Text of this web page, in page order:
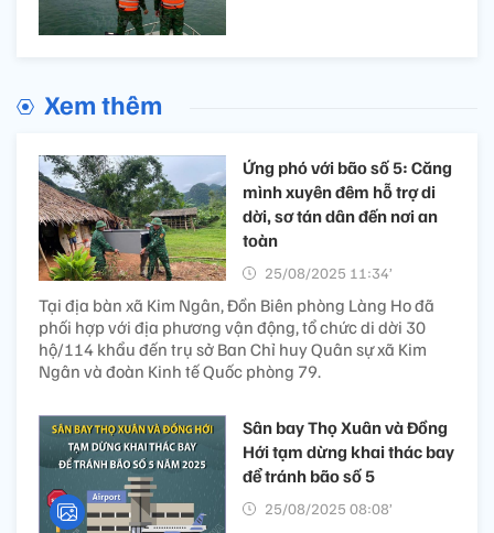
Xem thêm
Ứng phó với bão số 5: Căng
mình xuyên đêm hỗ trợ di
dời, sơ tán dân đến nơi an
toàn
25/08/2025 11:34’
Tại địa bàn xã Kim Ngân, Đồn Biên phòng Làng Ho đã
phối hợp với địa phương vận động, tổ chức di dời 30
hộ/114 khẩu đến trụ sở Ban Chỉ huy Quân sự xã Kim
Ngân và đoàn Kinh tế Quốc phòng 79.
Sân bay Thọ Xuân và Đồng
Hới tạm dừng khai thác bay
để tránh bão số 5
25/08/2025 08:08’